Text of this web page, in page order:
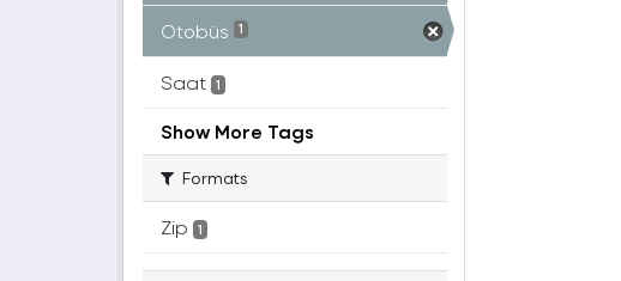
Otobüs 1
Saat 1
Show More Tags
Formats
Zip 1